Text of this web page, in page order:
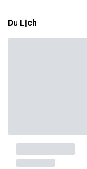
Du Lịch